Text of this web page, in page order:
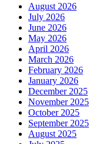
August 2026
July 2026
June 2026
May 2026
April 2026
March 2026
February 2026
January 2026
December 2025
November 2025
October 2025
September 2025
August 2025